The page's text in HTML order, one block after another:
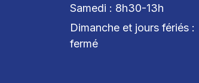
Samedi : 8h30-13h
Dimanche et jours fériés :
fermé